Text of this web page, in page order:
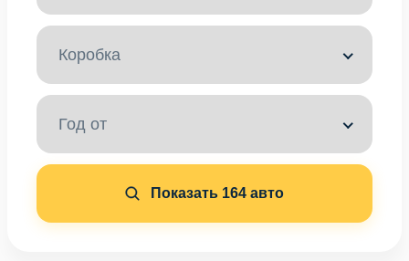
Коробка
Год от
Показать 164 авто